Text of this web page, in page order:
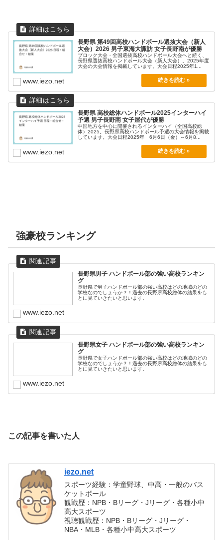
長野県 第49回高校ハンドボール選抜大会（新人
大会）2026 男子東海大諏訪 女子長野南が優勝
ブロック大会・全国選抜高校ハンドボール大会へと続く、
長野県選抜高校ハンドボール大会（新人大会）。2025年度
大会の大会情報を掲載しています。大会日程2025年1...
www.iezo.net
長野県 高校総体ハンドボール2025インターハイ
予選 男子長野南 女子屋代が優勝
中国地方を中心に開催されるインターハイ（全国高校総
体）2025。長野県高校ハンドボール予選の大会情報を掲載
しています。大会日程2025年 6月6日（金）～6月8...
www.iezo.net
強豪校ランキング
長野県男子 ハンドボール部の強い高校ランキン
グ
長野県で男子ハンドボール部の強い高校はどの地域のどの
学校なのでしょうか？！過去の長野県高校総体の結果をも
とに見ていきたいと思います。
www.iezo.net
長野県女子 ハンドボール部の強い高校ランキン
グ
長野県で女子ハンドボール部の強い高校はどの地域のどの
学校なのでしょうか？！過去の長野県高校総体の結果をも
とに見ていきたいと思います。
www.iezo.net
この記事を書いた人
iezo.net
スポーツ経験：学童野球、中高・一般のバス
ケットボール
観戦歴：NPB・Bリーグ・Jリーグ・各種小中
高大スポーツ
視聴観戦歴：NPB・Bリーグ・Jリーグ・
NBA・MLB・各種小中高大スポーツ